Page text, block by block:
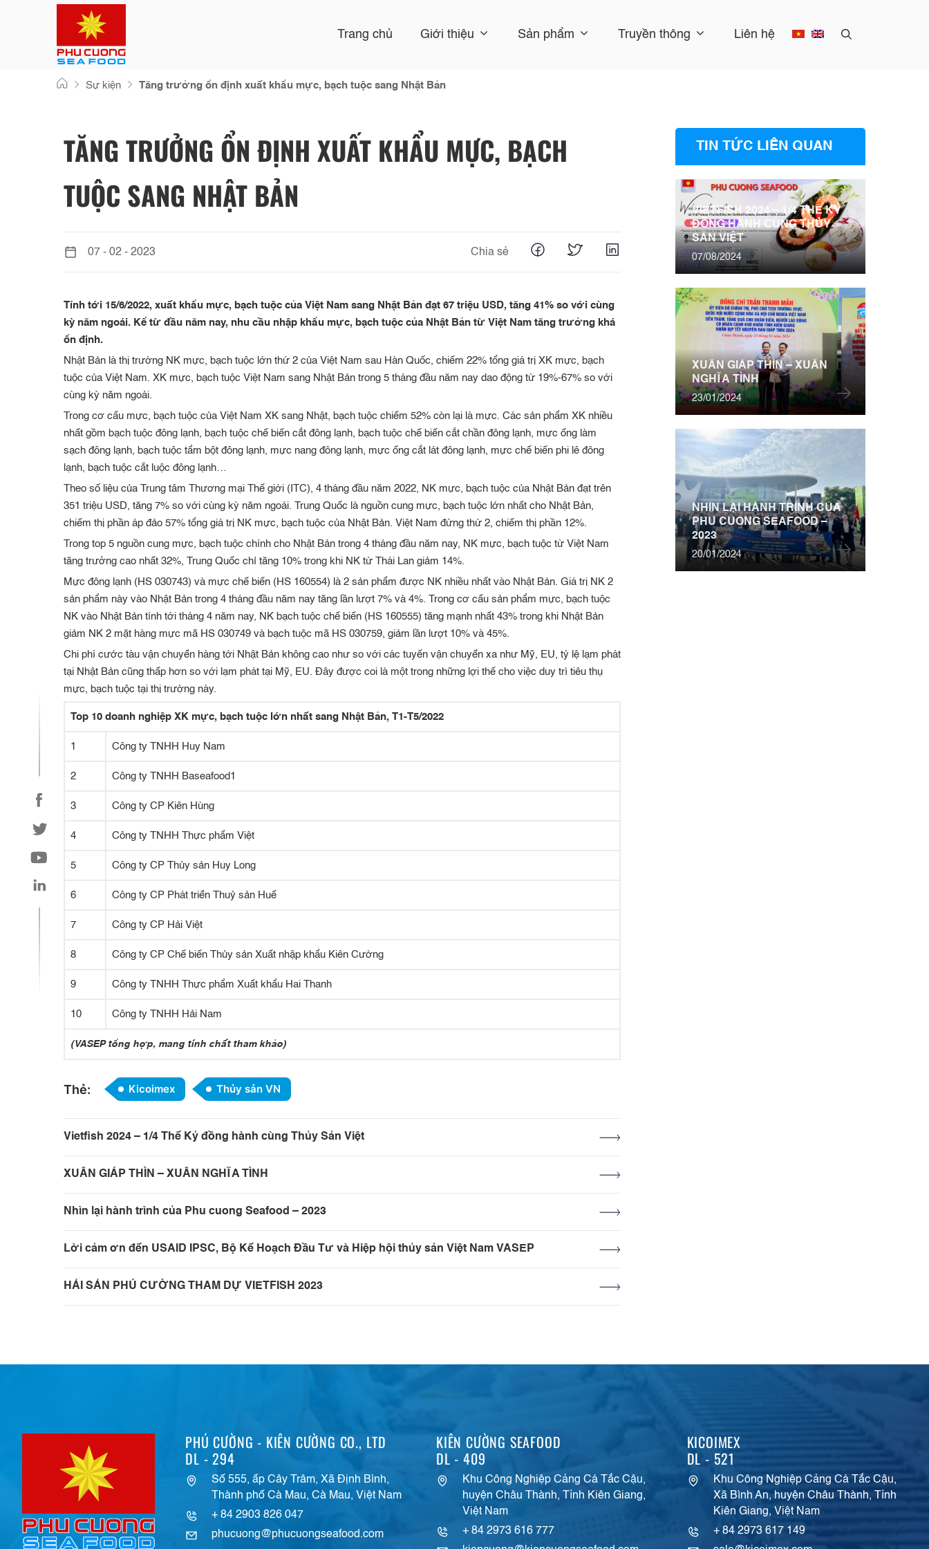
Trang chủ Giới thiệu Sản phẩm Truyền thông Liên hệ
Sự kiện Tăng trưởng ổn định xuất khẩu mực, bạch tuộc sang Nhật Bản
TĂNG TRƯỞNG ỔN ĐỊNH XUẤT KHẨU MỰC, BẠCH
TUỘC SANG NHẬT BẢN
07 - 02 - 2023 Chia sẻ
Tính tới 15/6/2022, xuất khẩu mực, bạch tuộc của Việt Nam sang Nhật Bản đạt 67 triệu USD, tăng 41% so với cùng
kỳ năm ngoái. Kể từ đầu năm nay, nhu cầu nhập khẩu mực, bạch tuộc của Nhật Bản từ Việt Nam tăng trưởng khá
ổn định.
Nhật Bản là thị trường NK mực, bạch tuộc lớn thứ 2 của Việt Nam sau Hàn Quốc, chiếm 22% tổng giá trị XK mực, bạch
tuộc của Việt Nam. XK mực, bạch tuộc Việt Nam sang Nhật Bản trong 5 tháng đầu năm nay dao động từ 19%-67% so với
cùng kỳ năm ngoái.
Trong cơ cấu mực, bạch tuộc của Việt Nam XK sang Nhật, bạch tuộc chiếm 52% còn lại là mực. Các sản phẩm XK nhiều
nhất gồm bạch tuộc đông lạnh, bạch tuộc chế biến cắt đông lạnh, bạch tuộc chế biến cắt chần đông lạnh, mực ống làm
sạch đông lạnh, bạch tuộc tẩm bột đông lạnh, mực nang đông lạnh, mực ống cắt lát đông lạnh, mực chế biến phi lê đông
lạnh, bạch tuộc cắt luộc đông lạnh…
Theo số liệu của Trung tâm Thương mại Thế giới (ITC), 4 tháng đầu năm 2022, NK mực, bạch tuộc của Nhật Bản đạt trên
351 triệu USD, tăng 7% so với cùng kỳ năm ngoái. Trung Quốc là nguồn cung mực, bạch tuộc lớn nhất cho Nhật Bản,
chiếm thị phần áp đảo 57% tổng giá trị NK mực, bạch tuộc của Nhật Bản. Việt Nam đứng thứ 2, chiếm thị phần 12%.
Trong top 5 nguồn cung mực, bạch tuộc chính cho Nhật Bản trong 4 tháng đầu năm nay, NK mực, bạch tuộc từ Việt Nam
tăng trưởng cao nhất 32%, Trung Quốc chỉ tăng 10% trong khi NK từ Thái Lan giảm 14%.
Mực đông lạnh (HS 030743) và mực chế biến (HS 160554) là 2 sản phẩm được NK nhiều nhất vào Nhật Bản. Giá trị NK 2
sản phẩm này vào Nhật Bản trong 4 tháng đầu năm nay tăng lần lượt 7% và 4%. Trong cơ cấu sản phẩm mực, bạch tuộc
NK vào Nhật Bản tính tới tháng 4 năm nay, NK bạch tuộc chế biến (HS 160555) tăng mạnh nhất 43% trong khi Nhật Bản
giảm NK 2 mặt hàng mực mã HS 030749 và bạch tuộc mã HS 030759, giảm lần lượt 10% và 45%.
Chi phí cước tàu vận chuyển hàng tới Nhật Bản không cao như so với các tuyến vận chuyển xa như Mỹ, EU, tỷ lệ lạm phát
tại Nhật Bản cũng thấp hơn so với lạm phát tại Mỹ, EU. Đây được coi là một trong những lợi thế cho việc duy trì tiêu thụ
mực, bạch tuộc tại thị trường này.
Top 10 doanh nghiệp XK mực, bạch tuộc lớn nhất sang Nhật Bản, T1-T5/2022
1 Công ty TNHH Huy Nam
2 Công ty TNHH Baseafood1
3 Công ty CP Kiên Hùng
4 Công ty TNHH Thực phẩm Việt
5 Công ty CP Thủy sản Huy Long
6 Công ty CP Phát triển Thuỷ sản Huế
7 Công ty CP Hải Việt
8 Công ty CP Chế biến Thủy sản Xuất nhập khẩu Kiên Cường
9 Công ty TNHH Thực phẩm Xuất khẩu Hai Thanh
10 Công ty TNHH Hải Nam
(VASEP tổng hợp, mang tính chất tham khảo)
Thẻ: Kicoimex Thủy sản VN
Vietfish 2024 – 1/4 Thế Kỷ đồng hành cùng Thủy Sản Việt
XUÂN GIÁP THÌN – XUÂN NGHĨA TÌNH
Nhìn lại hành trình của Phu cuong Seafood – 2023
Lời cảm ơn đến USAID IPSC, Bộ Kế Hoạch Đầu Tư và Hiệp hội thủy sản Việt Nam VASEP
HẢI SẢN PHÚ CƯỜNG THAM DỰ VIETFISH 2023
TIN TỨC LIÊN QUAN
VIETFISH 2024 – 1/4 THẾ KỶ
ĐỒNG HÀNH CÙNG THỦY
SẢN VIỆT
07/08/2024
XUÂN GIÁP THÌN – XUÂN
NGHĨA TÌNH
23/01/2024
NHÌN LẠI HÀNH TRÌNH CỦA
PHU CUONG SEAFOOD –
2023
20/01/2024
PHÚ CƯỜNG - KIÊN CƯỜNG CO., LTD
DL - 294
Số 555, ấp Cây Trâm, Xã Định Bình,
Thành phố Cà Mau, Cà Mau, Việt Nam
+ 84 2903 826 047
phucuong@phucuongseafood.com
KIÊN CƯỜNG SEAFOOD
DL - 409
Khu Công Nghiệp Cảng Cá Tắc Cậu,
huyện Châu Thành, Tỉnh Kiên Giang,
Việt Nam
+ 84 2973 616 777
KICOIMEX
DL - 521
Khu Công Nghiệp Cảng Cá Tắc Cậu,
Xã Bình An, huyện Châu Thành, Tỉnh
Kiên Giang, Việt Nam
+ 84 2973 617 149